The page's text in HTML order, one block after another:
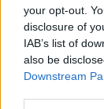
your opt-out.
disclosure of
IAB’s list of
also be
Downstream
Το έργο
«ΘΕΣΠΙΑ ΙΙ:
μεθοδολογιών
και πρόγνωσης
και κωδικό MIS